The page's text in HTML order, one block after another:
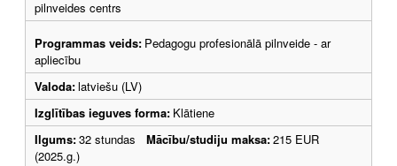
pilnveides centrs
Programmas veids: Pedagogu profesionālā pilnveide - ar
apliecību
Valoda:latviešu (LV)
Izglītības ieguves forma: Klātiene
Ilgums:32 stundas Mācību/studiju maksa:215 EUR
(2025.g.)